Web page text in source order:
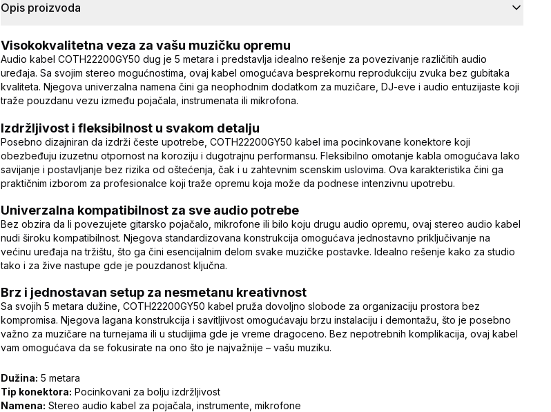
Opis proizvoda
Visokokvalitetna veza za vašu muzičku opremu
Audio kabel COTH22200GY50 dug je 5 metara i predstavlja idealno rešenje za povezivanje različitih audio
uređaja. Sa svojim stereo mogućnostima, ovaj kabel omogućava besprekornu reprodukciju zvuka bez gubitaka
kvaliteta. Njegova univerzalna namena čini ga neophodnim dodatkom za muzičare, DJ-eve i audio entuzijaste koji
traže pouzdanu vezu između pojačala, instrumenata ili mikrofona.
Izdržljivost i fleksibilnost u svakom detalju
Posebno dizajniran da izdrži česte upotrebe, COTH22200GY50 kabel ima pocinkovane konektore koji
obezbeđuju izuzetnu otpornost na koroziju i dugotrajnu performansu. Fleksibilno omotanje kabla omogućava lako
savijanje i postavljanje bez rizika od oštećenja, čak i u zahtevnim scenskim uslovima. Ova karakteristika čini ga
praktičnim izborom za profesionalce koji traže opremu koja može da podnese intenzivnu upotrebu.
Univerzalna kompatibilnost za sve audio potrebe
Bez obzira da li povezujete gitarsko pojačalo, mikrofone ili bilo koju drugu audio opremu, ovaj stereo audio kabel
nudi široku kompatibilnost. Njegova standardizovana konstrukcija omogućava jednostavno priključivanje na
većinu uređaja na tržištu, što ga čini esencijalnim delom svake muzičke postavke. Idealno rešenje kako za studio
tako i za žive nastupe gde je pouzdanost ključna.
Brz i jednostavan setup za nesmetanu kreativnost
Sa svojih 5 metara dužine, COTH22200GY50 kabel pruža dovoljno slobode za organizaciju prostora bez
kompromisa. Njegova lagana konstrukcija i savitljivost omogućavaju brzu instalaciju i demontažu, što je posebno
važno za muzičare na turnejama ili u studijima gde je vreme dragoceno. Bez nepotrebnih komplikacija, ovaj kabel
vam omogućava da se fokusirate na ono što je najvažnije – vašu muziku.
Dužina: 5 metara
Tip konektora: Pocinkovani za bolju izdržljivost
Namena: Stereo audio kabel za pojačala, instrumente, mikrofone